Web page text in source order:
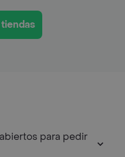
abiertos para pedir